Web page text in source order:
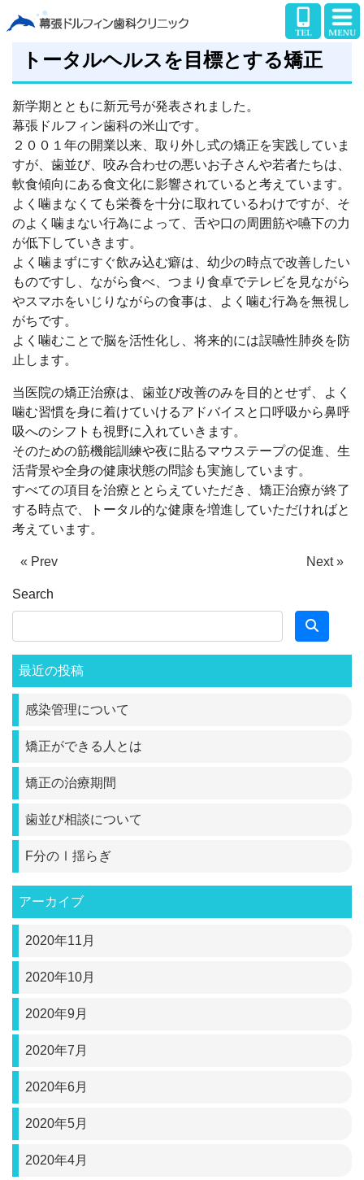
トータルヘルスを目標とする矯正
新学期とともに新元号が発表されました。
幕張ドルフィン歯科の米山です。
２００１年の開業以来、取り外し式の矯正を実践していま
すが、歯並び、咬み合わせの悪いお子さんや若者たちは、
軟食傾向にある食文化に影響されていると考えています。
よく噛まなくても栄養を十分に取れているわけですが、そ
のよく噛まない行為によって、舌や口の周囲筋や嚥下の力
が低下していきます。
よく噛まずにすぐ飲み込む癖は、幼少の時点で改善したい
ものですし、ながら食べ、つまり食卓でテレビを見ながら
やスマホをいじりながらの食事は、よく噛む行為を無視し
がちです。
よく噛むことで脳を活性化し、将来的には誤嚥性肺炎を防
止します。
当医院の矯正治療は、歯並び改善のみを目的とせず、よく
噛む習慣を身に着けていけるアドバイスと口呼吸から鼻呼
吸へのシフトも視野に入れていきます。
そのための筋機能訓練や夜に貼るマウステープの促進、生
活背景や全身の健康状態の問診も実施しています。
すべての項目を治療ととらえていただき、矯正治療が終了
する時点で、トータル的な健康を増進していただければと
考えています。
« Prev Next »
Search
最近の投稿
感染管理について
矯正ができる人とは
矯正の治療期間
歯並び相談について
F分のⅠ揺らぎ
アーカイブ
2020年11月
2020年10月
2020年9月
2020年7月
2020年6月
2020年5月
2020年4月